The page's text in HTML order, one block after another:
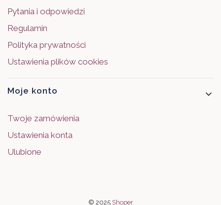
Pytania i odpowiedzi
Regulamin
Polityka prywatności
Ustawienia plików cookies
Moje konto
Twoje zamówienia
Ustawienia konta
Ulubione
© 2025 Shoper